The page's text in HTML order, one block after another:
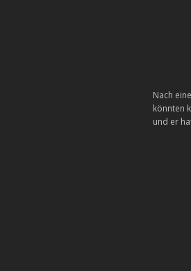
Nach
könnten
und er